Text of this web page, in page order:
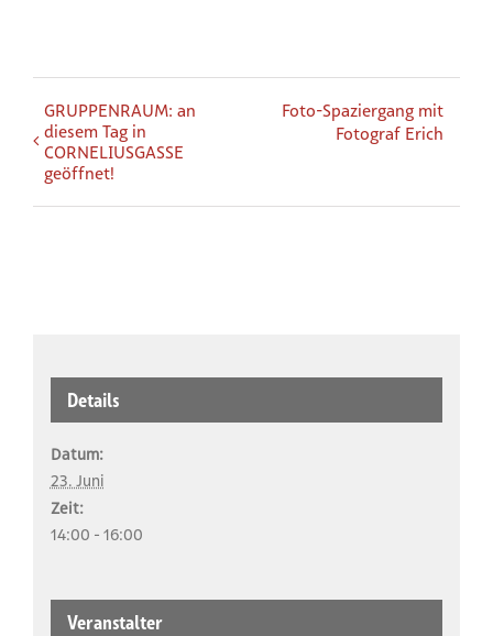
GRUPPENRAUM: an
diesem Tag in
CORNELIUSGASSE
geöffnet!
Foto-Spaziergang mit
Fotograf Erich
Details
Datum:
23. Juni
Zeit:
14:00 - 16:00
Veranstalter